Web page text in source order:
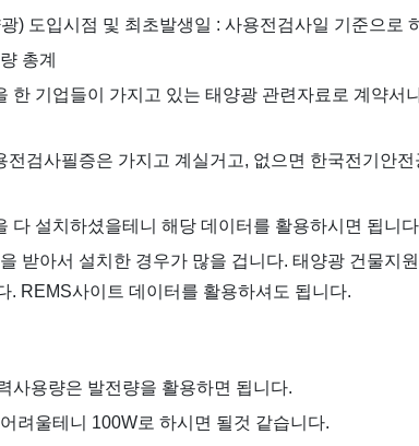
) 도입시점 및 최초발생일 : 사용전검사일 기준으로
총계
한 기업들이 가지고 있는 태양광 관련자료로 계약서
전검사필증은 가지고 계실거고, 없으면 한국전기안전
다 설치하셨을테니 해당 데이터를 활용하시면 됩니
받아서 설치한 경우가 많을 겁니다. 태양광 건물지
. REMS사이트 데이터를 활용하셔도 됩니다.
사용량은 발전량을 활용하면 됩니다.
려울테니 100W로 하시면 될것 같습니다.